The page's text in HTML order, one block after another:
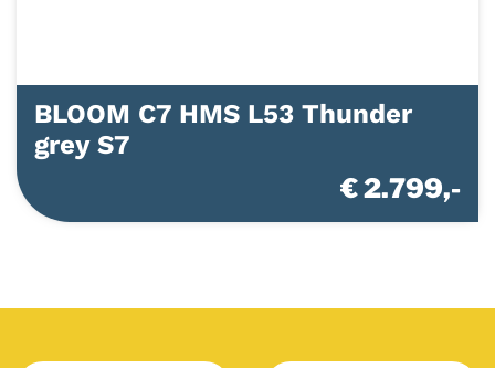
BLOOM C7 HMS L53 Thunder
grey S7
€ 2.799,-